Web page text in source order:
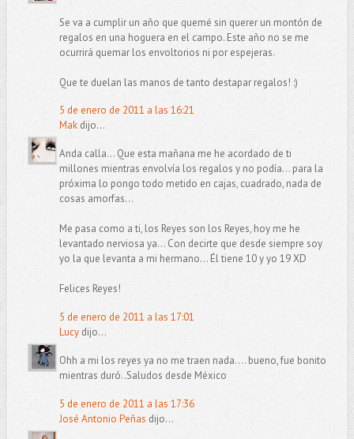
Se va a cumplir un año que quemé sin querer un montón de
regalos en una hoguera en el campo. Este año no se me
ocurrirá quemar los envoltorios ni por espejeras.
Que te duelan las manos de tanto destapar regalos! :)
5 de enero de 2011 a las 16:21
Makdijo...
Anda calla... Que esta mañana me he acordado de ti
millones mientras envolvía los regalos y no podía... para la
próxima lo pongo todo metido en cajas, cuadrado, nada de
cosas amorfas...
Me pasa como a ti, los Reyes son los Reyes, hoy me he
levantado nerviosa ya... Con decirte que desde siempre soy
yo la que levanta a mi hermano... Él tiene 10 y yo 19 XD
Felices Reyes!
5 de enero de 2011 a las 17:01
Lucydijo...
Ohh a mi los reyes ya no me traen nada.... bueno, fue bonito
mientras duró..Saludos desde México
5 de enero de 2011 a las 17:36
José Antonio Peñas dijo...